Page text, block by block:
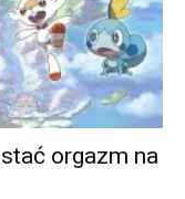
orgazm na